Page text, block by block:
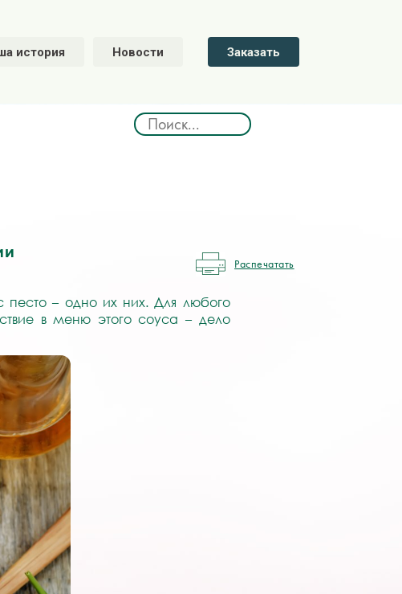
история Новости Заказать
Распечатать
песто – одно их них. Для любого
в меню этого соуса – дело